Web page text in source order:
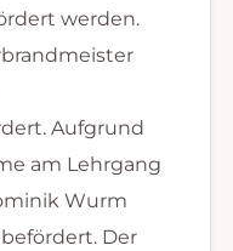
werden.
Aufgrund
am Lehrgang
Wurm
Der